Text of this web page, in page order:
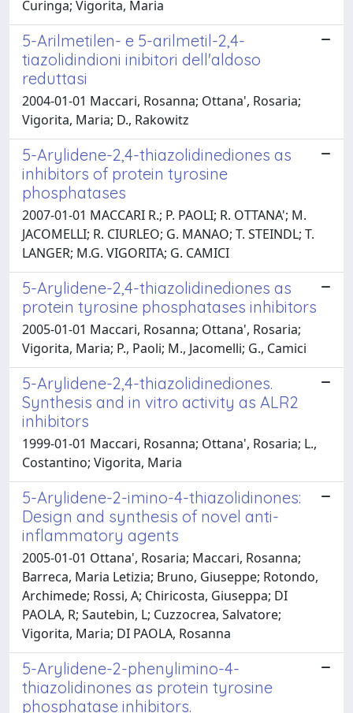
Curinga; Vigorita, Maria
5-Arilmetilen- e 5-arilmetil-2,4-
tiazolidindioni inibitori dell'aldoso
reduttasi
2004-01-01 Maccari, Rosanna; Ottana', Rosaria;
Vigorita, Maria; D., Rakowitz
5-Arylidene-2,4-thiazolidinediones as
inhibitors of protein tyrosine
phosphatases
2007-01-01 MACCARI R.; P. PAOLI; R. OTTANA'; M.
JACOMELLI; R. CIURLEO; G. MANAO; T. STEINDL; T.
LANGER; M.G. VIGORITA; G. CAMICI
5-Arylidene-2,4-thiazolidinediones as
protein tyrosine phosphatases inhibitors
2005-01-01 Maccari, Rosanna; Ottana', Rosaria;
Vigorita, Maria; P., Paoli; M., Jacomelli; G., Camici
5-Arylidene-2,4-thiazolidinediones.
Synthesis and in vitro activity as ALR2
inhibitors
1999-01-01 Maccari, Rosanna; Ottana', Rosaria; L.,
Costantino; Vigorita, Maria
5-Arylidene-2-imino-4-thiazolidinones:
Design and synthesis of novel anti-
inflammatory agents
2005-01-01 Ottana', Rosaria; Maccari, Rosanna;
Barreca, Maria Letizia; Bruno, Giuseppe; Rotondo,
Archimede; Rossi, A; Chiricosta, Giuseppa; DI
PAOLA, R; Sautebin, L; Cuzzocrea, Salvatore;
Vigorita, Maria; DI PAOLA, Rosanna
5-Arylidene-2-phenylimino-4-
thiazolidinones as protein tyrosine
phosphatase inhibitors.